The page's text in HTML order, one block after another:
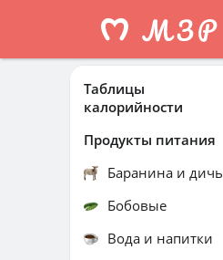
Таблицы
калорийности
Продукты питания
Баранина и дичь
Бобовые
Вода и напитки